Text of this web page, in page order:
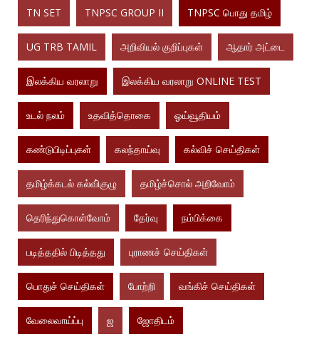
TN SET TNPSC GROUP II TNPSC பொது தமிழ்
UG TRB TAMIL அறிவியல் குறிப்புகள் ஆதார் அட்டை
இலக்கிய வரலாறு இலக்கிய வரலாறு ONLINE TEST
உடல் நலம் உதவித்தொகை ஓய்வூதியம்
கண்டுபிடிப்புகள் கலந்தாய்வு கல்விச் செய்திகள்
தமிழ்க்கடல் கல்வி்குழு தமிழ்ச்சொல் அறிவோம்
தெரிந்துகொள்வோம் தேர்வு நம்பிக்கை
படித்ததில் பிடித்தது புராணச் செய்திகள்
பொதுச் செய்திகள் போற்றி வங்கிச் செய்திகள்
வேலைவாய்ப்பு ஜ ஜோதிடம்